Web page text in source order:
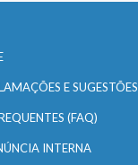
E SUGESTÕES
(FAQ)
INTERNA